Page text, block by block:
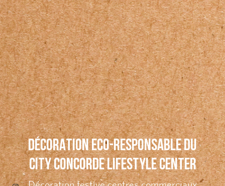
DÉCORATION ECO-RESPONSABLE DU
CITY CONCORDE LIFESTYLE CENTER
Décoration festive centres commerciaux